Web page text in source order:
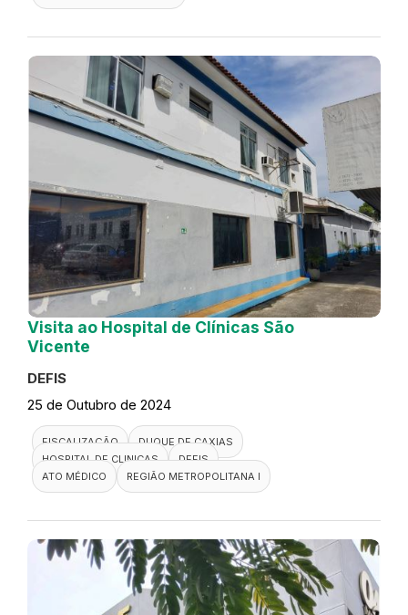
Visita ao Hospital de Clínicas São
Vicente
DEFIS
25 de Outubro de 2024
FISCALIZAÇÃO
DUQUE DE CAXIAS
HOSPITAL DE CLINICAS
DEFIS
ATO MÉDICO
REGIÃO METROPOLITANA I